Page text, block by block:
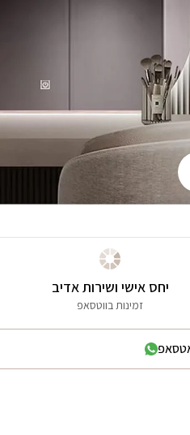
לחץ להגדלה
יחס אישי ושירות אדיב
זמינות בווטסאפ